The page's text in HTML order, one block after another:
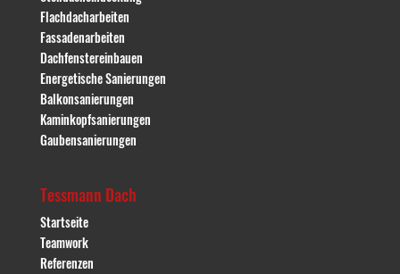
Flachdacharbeiten
Fassadenarbeiten
Dachfenstereinbauen
Energetische Sanierungen
Balkonsanierungen
Kaminkopfsanierungen
Gaubensanierungen
Tessmann Dach
Startseite
Teamwork
Referenzen